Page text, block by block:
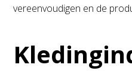
vereenvoudigen en de